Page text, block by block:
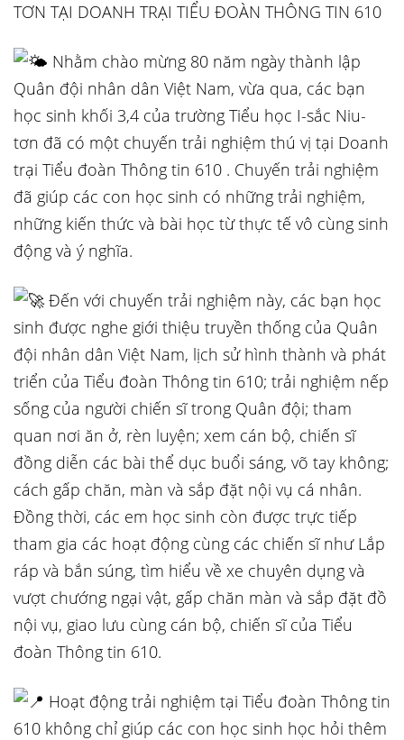
TƠN TẠI DOANH TRẠI TIỂU ĐOÀN THÔNG TIN 610
Nhằm chào mừng 80 năm ngày thành lập
Quân đội nhân dân Việt Nam, vừa qua, các bạn
học sinh khối 3,4 của trường Tiểu học I-sắc Niu-
tơn đã có một chuyến trải nghiệm thú vị tại Doanh
trại Tiểu đoàn Thông tin 610 . Chuyến trải nghiệm
đã giúp các con học sinh có những trải nghiệm,
những kiến thức và bài học từ thực tế vô cùng sinh
động và ý nghĩa.
Đến với chuyến trải nghiệm này, các bạn học
sinh được nghe giới thiệu truyền thống của Quân
đội nhân dân Việt Nam, lịch sử hình thành và phát
triển của Tiểu đoàn Thông tin 610; trải nghiệm nếp
sống của người chiến sĩ trong Quân đội; tham
quan nơi ăn ở, rèn luyện; xem cán bộ, chiến sĩ
đồng diễn các bài thể dục buổi sáng, võ tay không;
cách gấp chăn, màn và sắp đặt nội vụ cá nhân.
Đồng thời, các em học sinh còn được trực tiếp
tham gia các hoạt động cùng các chiến sĩ như Lắp
ráp và bắn súng, tìm hiểu về xe chuyên dụng và
vượt chướng ngại vật, gấp chăn màn và sắp đặt đồ
nội vụ, giao lưu cùng cán bộ, chiến sĩ của Tiểu
đoàn Thông tin 610.
Hoạt động trải nghiệm tại Tiểu đoàn Thông tin
610 không chỉ giúp các con học sinh học hỏi thêm